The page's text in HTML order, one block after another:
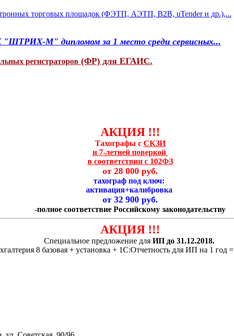
торговых площадок (ФЭТП, АЭТП, B2B, uTender и др.),...
М" дипломом за 1 место среди сервисных...
регистраторов (ФР) для ЕГАИС.
АКЦИЯ !!!
Тахографы с СКЗИ
и 7-летней поверкой
в соответствии с 102ФЗ
от 28 000 руб.
тахограф под ключ:
активация+калибровка
от 32 900 руб.
-полное соответствие Российскому законодательству
АКЦИЯ !!!
Специальное предложение для ИП до 31.12.2018.
8 базовая + установка + 1С:Отчетность для ИП на 1 год =